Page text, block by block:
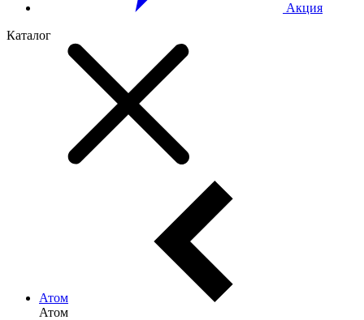
Акция
Каталог
Атом
Атом